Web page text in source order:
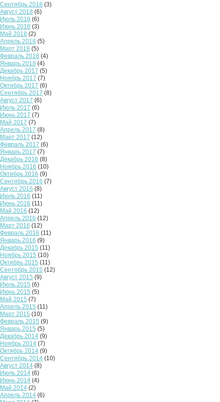
Сентябрь 2018 (3)
Август 2018 (6)
Июль 2018 (6)
Июнь 2018 (3)
Май 2018 (2)
Апрель 2018 (5)
Март 2018 (5)
Февраль 2018 (4)
Январь 2018 (4)
Декабрь 2017 (5)
Ноябрь 2017 (7)
Октябрь 2017 (6)
Сентябрь 2017 (8)
Август 2017 (6)
Июль 2017 (6)
Июнь 2017 (7)
Май 2017 (7)
Апрель 2017 (8)
Март 2017 (12)
Февраль 2017 (6)
Январь 2017 (7)
Декабрь 2016 (8)
Ноябрь 2016 (10)
Октябрь 2016 (9)
Сентябрь 2016 (7)
Август 2016 (8)
Июль 2016 (11)
Июнь 2016 (11)
Май 2016 (12)
Апрель 2016 (12)
Март 2016 (12)
Февраль 2016 (11)
Январь 2016 (9)
Декабрь 2015 (11)
Ноябрь 2015 (10)
Октябрь 2015 (11)
Сентябрь 2015 (12)
Август 2015 (9)
Июль 2015 (6)
Июнь 2015 (5)
Май 2015 (7)
Апрель 2015 (11)
Март 2015 (10)
Февраль 2015 (9)
Январь 2015 (5)
Декабрь 2014 (9)
Ноябрь 2014 (7)
Октябрь 2014 (9)
Сентябрь 2014 (10)
Август 2014 (8)
Июль 2014 (6)
Июнь 2014 (4)
Май 2014 (2)
Апрель 2014 (6)